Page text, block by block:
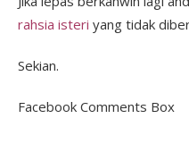
rahsia isteri yang tidak
Sekian.
Facebook Comments Box